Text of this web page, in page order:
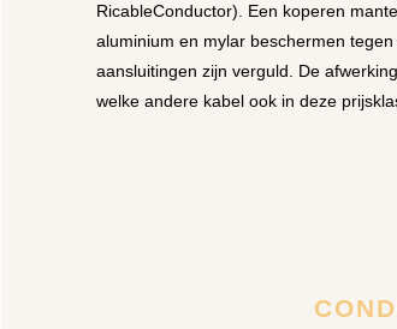
RicableConductor). Een koperen
aluminium en mylar beschermen
aansluitingen zijn verguld. De
welke andere kabel ook in deze